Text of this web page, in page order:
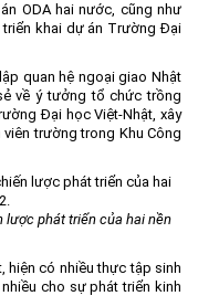
ODA hai nước, cũng như
khai dự án Trường Đại
quan hệ ngoại giao Nhật
về ý tưởng tổ chức trồng
Đại học Việt-Nhật, xây
trường trong Khu Công
lược phát triển của hai nền
hiện có nhiều thực tập sinh
cho sự phát triển kinh